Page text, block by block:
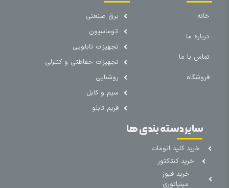
خانه
درباره ما
تماس با ما
فروشگاه
برق صنعتی
اتوماسیون
تجهیزات تابلویی
تجهیزات حفاظتی و کنترلی
روشنایی
سیم و کابل
فریم تابلو
سایر دسته بندی ها
خرید کلید اتومات
خرید کنتاکتور
خرید فیوز
مینیاتوری